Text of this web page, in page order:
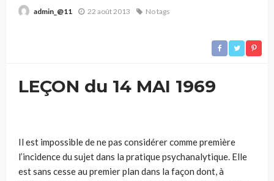
admin_@11 22 août 2013 No tags
LEÇON du 14 MAI 1969
Il est impossible de ne pas considérer comme première
l’incidence du sujet dans la pratique psychanalytique. Elle
est sans cesse au premier plan dans la façon dont, à